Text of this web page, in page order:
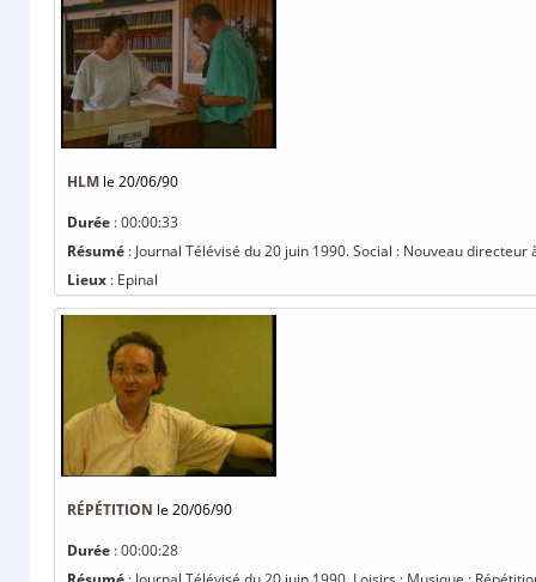
HLM le 20/06/90
Durée : 00:00:33
Résumé : Journal Télévisé du 20 juin 1990. Social : Nouveau directeur
Lieux : Epinal
RÉPÉTITION le 20/06/90
Durée : 00:00:28